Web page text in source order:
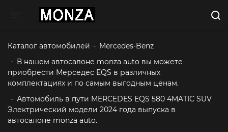
Toggle navigation
Каталог автомобилей - Mercedes-Benz
- В нашем автосалоне monza auto вы можете
приобрести Мерседес EQS в различных
комплектациях и по самым выгодным ценам.
- Автомобиль в пути MERCEDES EQS 580 4MATIC SUV
Электрический модели 2024 года выпуска в
автосалоне monza auto.